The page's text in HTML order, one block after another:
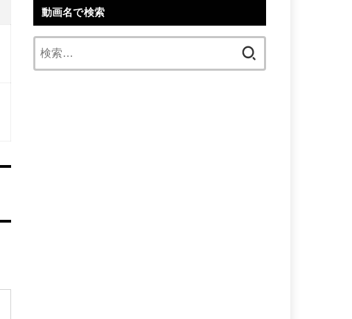
動画名で検索